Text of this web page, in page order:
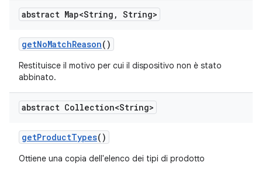
abstract Map<String , String>
getNoMatchReason()
Restituisce il motivo per cui il dispositivo non è stato
abbinato.
abstract Collection<String>
getProductTypes()
Ottiene una copia dell'elenco dei tipi di prodotto